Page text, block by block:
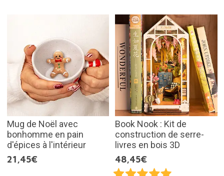
Mug de Noël avec
bonhomme en pain
d'épices à l'intérieur
21,45€
Book Nook : Kit de
construction de serre-
livres en bois 3D
48,45€